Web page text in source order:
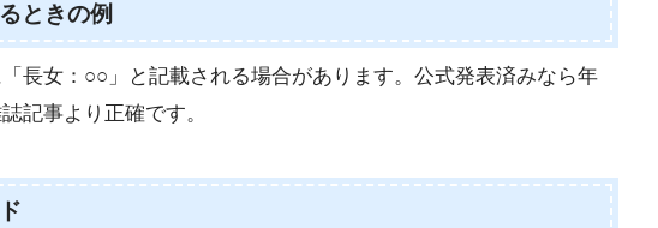
ときの例
長女：○○」と記載される場合があります。公式発表済みなら年
記事より正確です。